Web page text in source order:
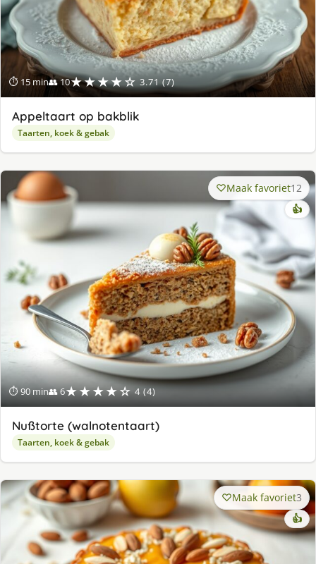
⏱ 15 min👥 10★★★★☆ 3.71 (7)
Appeltaart op bakblik
Taarten, koek & gebak
⏱ 90 min👥 6★★★★☆ 4 (4)
Maak favoriet12
👍
Nußtorte (walnotentaart)
Taarten, koek & gebak
Maak favoriet3
👍